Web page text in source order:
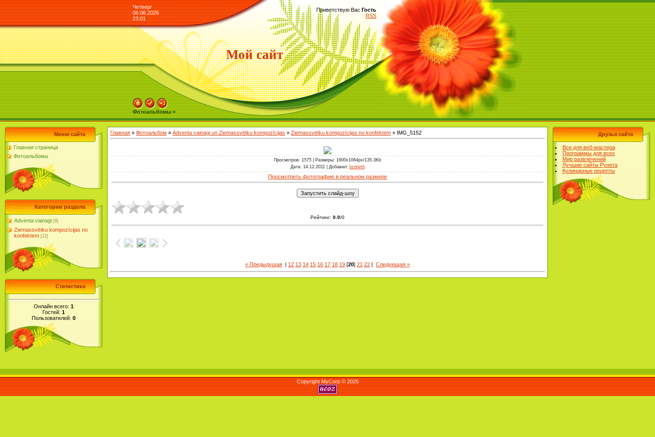
Четверг
06.08.2026
23:01
Приветствую Вас Гость
RSS
Мой сайт
Фотоальбомы »
Меню сайта
Главная страница
Фотоальбомы
Категории раздела
Adventa vainagi [8]
Ziemassvētku kompozīcijas no
konfektem [22]
Статистика
Онлайн всего: 1
Гостей: 1
Пользователей: 0
Главная » Фотоальбом » Adventa vainagi un Ziemassvētku kompozīcijas » Ziemassvētku kompozīcijas no konfektem » IMG_5152
Просмотров: 1575 | Размеры: 1600x1064px/135.3Kb
Дата: 14.12.2011 | Добавил: lizebeth
Просмотреть фотографию в реальном размере
Рейтинг: 0.0/0
« Предыдущая | 12 13 14 15 16 17 18 19 [20] 21 22 | Следующая »
Друзья сайта
Все для веб-мастера
Программы для всех
Мир развлечений
Лучшие сайты Рунета
Кулинарные рецепты
Copyright MyCorp © 2026